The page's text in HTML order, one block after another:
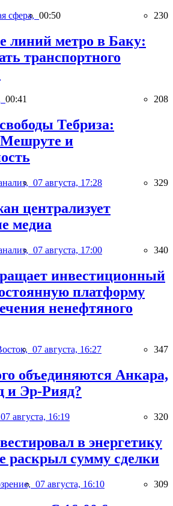
сфера, 00:50 230
линий метро в Баку:
транспортного
00:41 208
Тебриза:
и
07 августа, 17:28 329
централизует
медиа
07 августа, 17:00 340
инвестиционный
платформу
ненефтяного
07 августа, 16:27 347
объединяются Анкара,
и Эр-Рияд?
07 августа, 16:19 320
в энергетику
раскрыл сумму сделки
07 августа, 16:10 309